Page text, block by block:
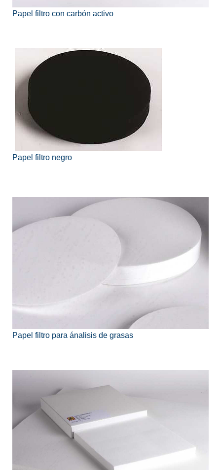
Papel filtro con carbón activo
Papel filtro negro
Papel filtro para ánalisis de grasas